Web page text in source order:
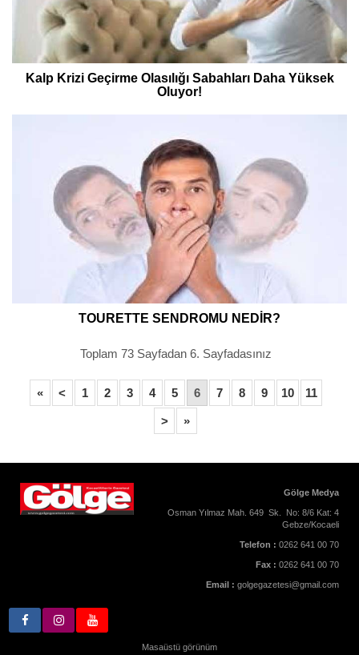
Kalp Krizi Geçirme Olasılığı Sabahları Daha Yüksek
Oluyor!
TOURETTE SENDROMU NEDİR?
Toplam 73 Sayfadan 6. Sayfadasınız
« < 1 2 3 4 5 6 7 8 9 10 11
> »
Gölge Medya
Osman Yılmaz Mah. 649 Sk. No: 8/6 Kat: 4
Gebze/Kocaeli
Telefon : 0262 641 00 70
Fax : 0262 641 00 70
Email : golgegazetesi@gmail.com
Masaüstü görünüm